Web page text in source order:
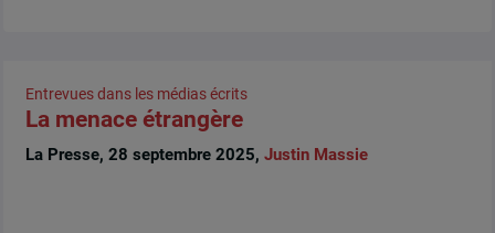
Entrevues dans les médias écrits
La menace étrangère
La Presse, 28 septembre 2025, Justin Massie